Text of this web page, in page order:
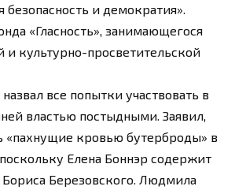
безопасность и демократия».
«Гласность», занимающегося
культурно-просветительской
все попытки участвовать в
властью постыдными. Заявил,
«пахнущие кровью бутерброды» в
Елена Боннэр содержит
Березовского. Людмила